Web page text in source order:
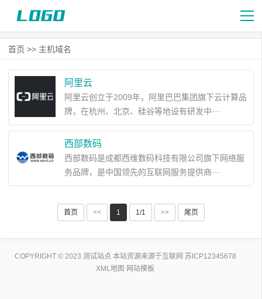
首页 >> 主机域名
阿里云
阿里云创立于2009年，阿里巴巴集团旗下云计算品
牌，在杭州、北京、硅谷等地设有研发中···
西部数码
西部数码是成都西维数码科技有限公司旗下网络服
务品牌，是中国领先的互联网服务提供商···
首页 << 1 1/1 >> 尾页
COPYRIGHT © 2023 测试站点 本站资源来源于互联网 苏ICP12345678
XML地图 网站模板